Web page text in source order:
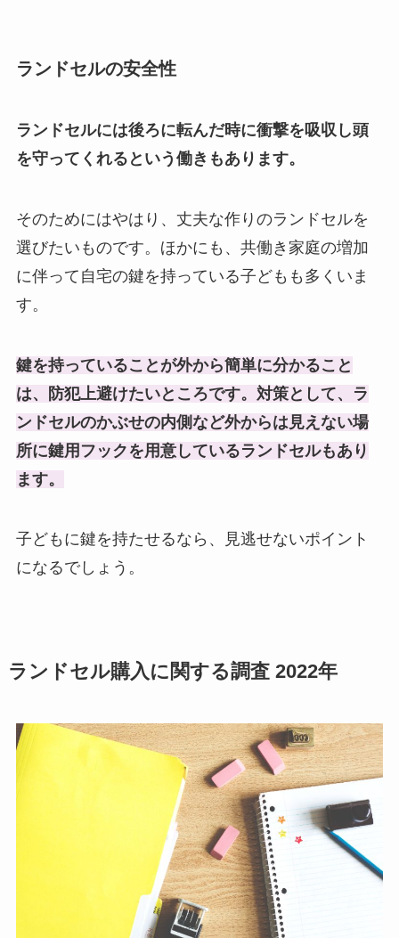
ランドセルの安全性
ランドセルには後ろに転んだ時に衝撃を吸収し頭
を守ってくれるという働きもあります。
そのためにはやはり、丈夫な作りのランドセルを
選びたいものです。ほかにも、共働き家庭の増加
に伴って自宅の鍵を持っている子どもも多くいま
す。
鍵を持っていることが外から簡単に分かること
は、防犯上避けたいところです。対策として、ラ
ンドセルのかぶせの内側など外からは見えない場
所に鍵用フックを用意しているランドセルもあり
ます。
子どもに鍵を持たせるなら、見逃せないポイント
になるでしょう。
ランドセル購入に関する調査 2022年